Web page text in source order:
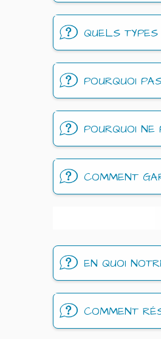
QUELS
POURQUOI
POURQUOI
COMMENT
EN QUOI
COMMENT